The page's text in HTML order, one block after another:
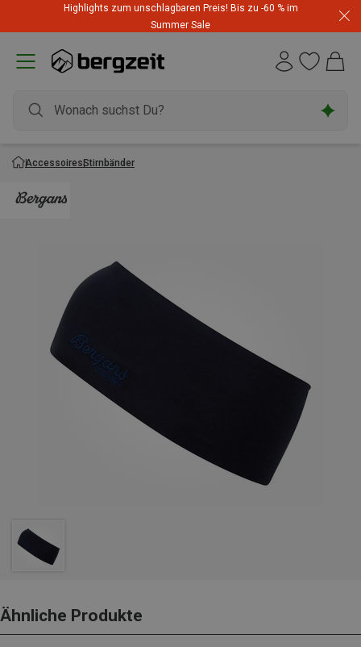
Highlights zum unschlagbaren Preis! Bis zu -60 % im
Summer Sale
AccessoiresStirnbänder
Ähnliche Produkte